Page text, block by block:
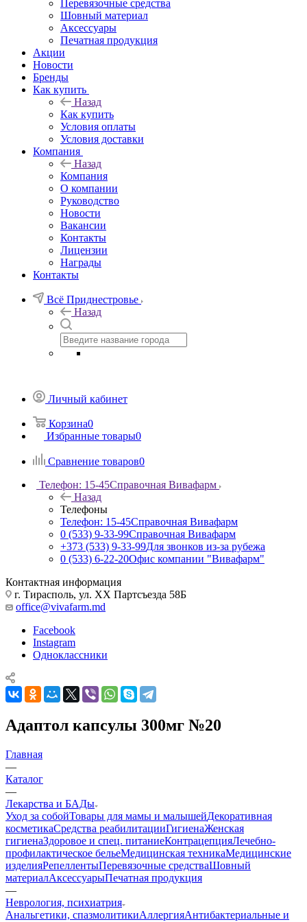
Перевязочные средства
Шовный материал
Аксессуары
Печатная продукция
Акции
Новости
Бренды
Как купить
Назад
Как купить
Условия оплаты
Условия доставки
Компания
Назад
Компания
О компании
Руководство
Новости
Вакансии
Контакты
Лицензии
Награды
Контакты
Всё Приднестровье
Назад
Личный кабинет
Корзина0
Избранные товары0
Сравнение товаров0
Телефон: 15-45Справочная Вивафарм
Назад
Телефоны
Телефон: 15-45Справочная Вивафарм
0 (533) 9-33-99Справочная Вивафарм
+373 (533) 9-33-99Для звонков из-за рубежа
0 (533) 6-22-20Офис компании "Вивафарм"
Контактная информация
г. Тирасполь, ул. ХХ Партсъезда 58Б
office@vivafarm.md
Facebook
Instagram
Одноклассники
Адаптол капсулы 300мг №20
Главная
—
Каталог
—
Лекарства и БАДы
Уход за собойТовары для мамы и малышейДекоративная
косметикаСредства реабилитацииГигиенаЖенская
гигиенаЗдоровое и спец. питаниеКонтрацепцияЛечебно-
профилактическое бельеМедицинская техникаМедицинские
изделияРепеллентыПеревязочные средстваШовный
материалАксессуарыПечатная продукция
—
Неврология, психиатрия
Анальгетики, спазмолитикиАллергияАнтибактериальные и